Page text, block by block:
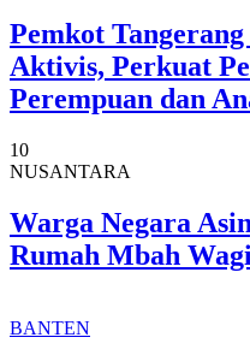
Pemkot
Aktivis, Perkuat
Perempuan dan
10
NUSANTARA
Warga Negara
Rumah Mbah
BANTEN